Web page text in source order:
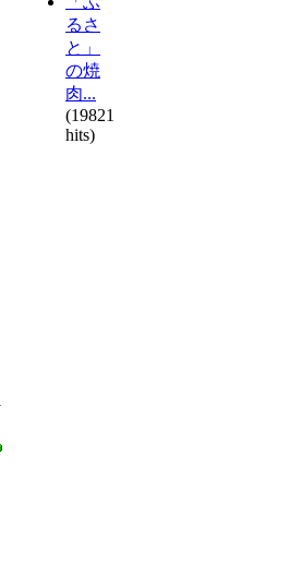
るさ
と」
の焼
肉...
(19821
hits)